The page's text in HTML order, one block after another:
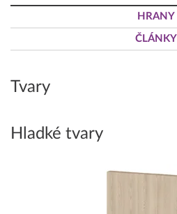
HRANY
ČLÁNKY
Tvary
Hladké tvary